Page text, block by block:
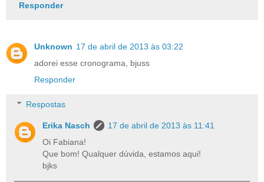
Responder
Unknown 17 de abril de 2013 às 03:22
adorei esse cronograma, bjuss
Responder
Respostas
Erika Nasch
17 de abril de 2013 às 11:41
Oi Fabiana!
Que bom! Qualquer dúvida, estamos aqui!
bjks